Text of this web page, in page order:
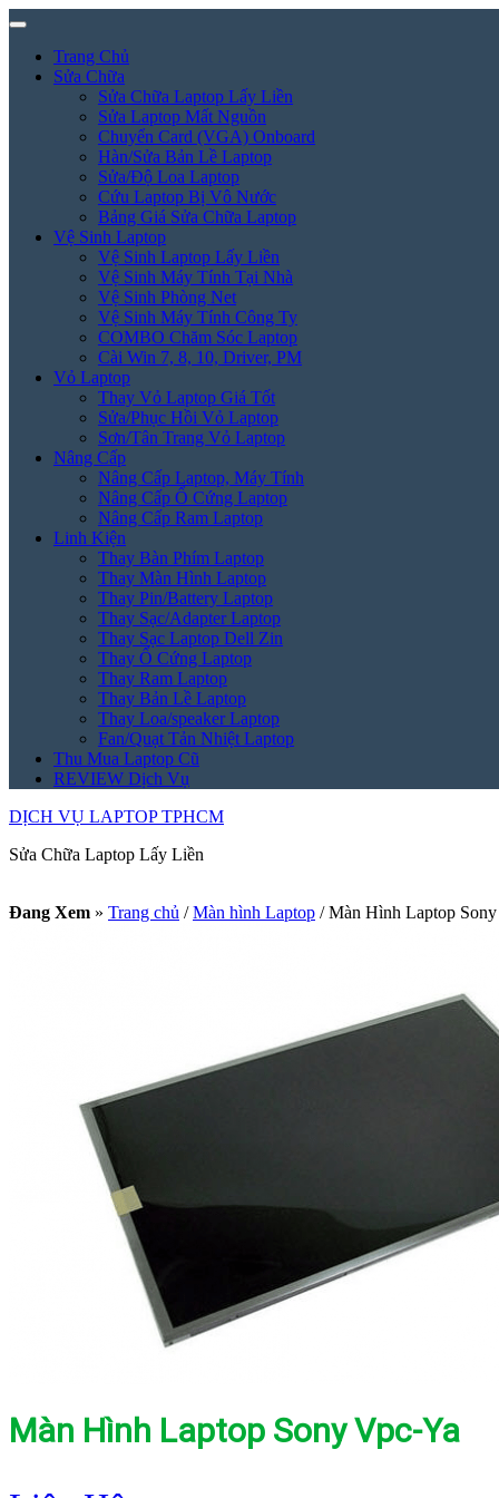
Trang Chủ
Sửa Chữa
Sửa Chữa Laptop Lấy Liền
Sửa Laptop Mất Nguồn
Chuyển Card (VGA) Onboard
Hàn/Sửa Bản Lề Laptop
Sửa/Độ Loa Laptop
Cứu Laptop Bị Vô Nước
Bảng Giá Sửa Chữa Laptop
Vệ Sinh Laptop
Vệ Sinh Laptop Lấy Liền
Vệ Sinh Máy Tính Tại Nhà
Vệ Sinh Phòng Net
Vệ Sinh Máy Tính Công Ty
COMBO Chăm Sóc Laptop
Cài Win 7, 8, 10, Driver, PM
Vỏ Laptop
Thay Vỏ Laptop Giá Tốt
Sửa/Phục Hồi Vỏ Laptop
Sơn/Tân Trang Vỏ Laptop
Nâng Cấp
Nâng Cấp Laptop, Máy Tính
Nâng Cấp Ổ Cứng Laptop
Nâng Cấp Ram Laptop
Linh Kiện
Thay Bàn Phím Laptop
Thay Màn Hình Laptop
Thay Pin/Battery Laptop
Thay Sạc/Adapter Laptop
Thay Sạc Laptop Dell Zin
Thay Ổ Cứng Laptop
Thay Ram Laptop
Thay Bản Lề Laptop
Thay Loa/speaker Laptop
Fan/Quạt Tản Nhiệt Laptop
Thu Mua Laptop Cũ
REVIEW Dịch Vụ
DỊCH VỤ LAPTOP TPHCM
Sửa Chữa Laptop Lấy Liền
Đang Xem » Trang chủ / Màn hình Laptop /Màn Hình Laptop
Màn Hình Laptop Sony Vpc-Ya